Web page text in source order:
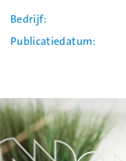
Bedrijf
Publicatiedatum